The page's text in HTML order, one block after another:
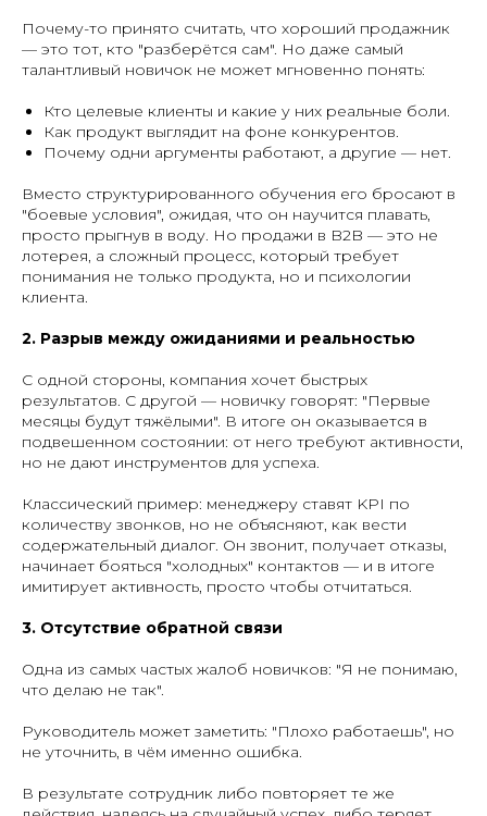
Почему-то принято считать, что хороший продажник
— это тот, кто "разберётся сам". Но даже самый
талантливый новичок не может мгновенно понять:
Кто целевые клиенты и какие у них реальные боли.
Как продукт выглядит на фоне конкурентов.
Почему одни аргументы работают, а другие — нет.
Вместо структурированного обучения его бросают в
"боевые условия", ожидая, что он научится плавать,
просто прыгнув в воду. Но продажи в B2B — это не
лотерея, а сложный процесс, который требует
понимания не только продукта, но и психологии
клиента.
2. Разрыв между ожиданиями и реальностью
С одной стороны, компания хочет быстрых
результатов. С другой — новичку говорят: "Первые
месяцы будут тяжёлыми". В итоге он оказывается в
подвешенном состоянии: от него требуют активности,
но не дают инструментов для успеха.
Классический пример: менеджеру ставят KPI по
количеству звонков, но не объясняют, как вести
содержательный диалог. Он звонит, получает отказы,
начинает бояться "холодных" контактов — и в итоге
имитирует активность, просто чтобы отчитаться.
3. Отсутствие обратной связи
Одна из самых частых жалоб новичков: "Я не понимаю,
что делаю не так".
Руководитель может заметить: "Плохо работаешь", но
не уточнить, в чём именно ошибка.
В результате сотрудник либо повторяет те же